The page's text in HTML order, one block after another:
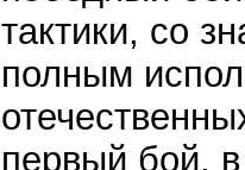
тактики, со
полным
первый бой, в